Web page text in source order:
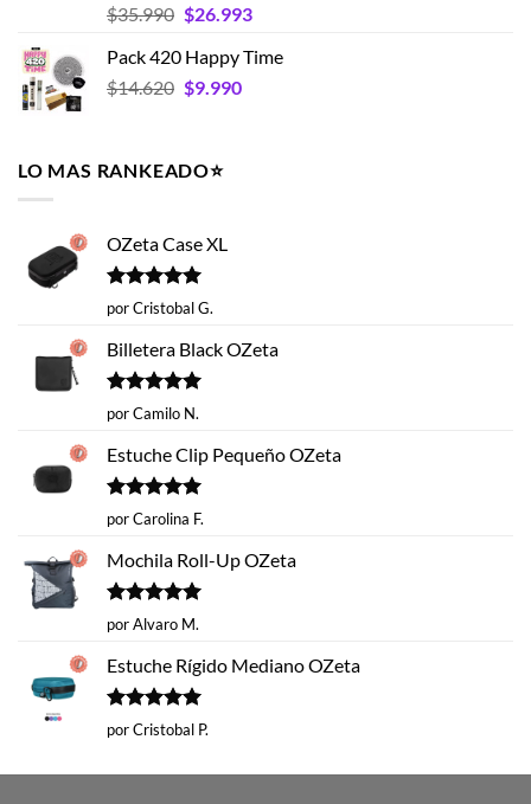
$19.593
Valorado
con
de 5
$35.990 El
original
era:
$26.993El
actual
Pack 420 Happy Time
$14.620 El
era:
$14.620.
$9.990El
LO MAS RANKEADO⭐️
OZeta Case XL
Valorado
con
por Cristobal G.
Billetera Black OZeta
Valorado
con
por Camilo N.
Estuche Clip Pequeño OZeta
Valorado
con
por Carolina F.
Mochila Roll-Up OZeta
Valorado
con
por Alvaro M.
Estuche Rígido Mediano OZeta
Valorado
con
por Cristobal P.